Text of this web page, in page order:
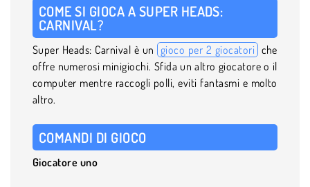
COME SI GIOCA A SUPER HEADS:
CARNIVAL?
Super Heads: Carnival è un gioco per 2 giocatori che
offre numerosi minigiochi. Sfida un altro giocatore o il
computer mentre raccogli polli, eviti fantasmi e molto
altro.
COMANDI DI GIOCO
Giocatore uno